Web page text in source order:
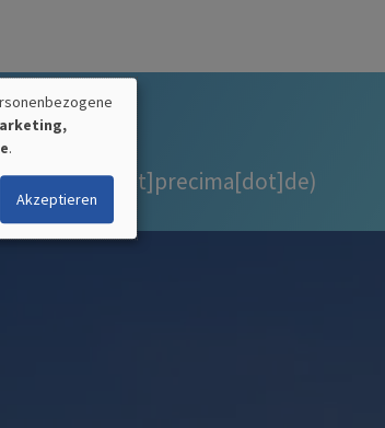
(bewerbung[at]precima[dot]de)
.
Akzeptieren